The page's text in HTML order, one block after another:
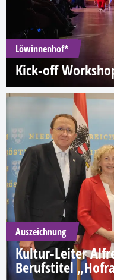
Löwinnenhof*
Kick-off
Auszeichnung
Kultur-Leiter
Berufstitel